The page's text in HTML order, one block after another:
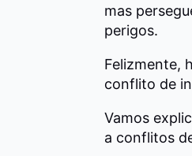
mas
perigos.
Felizmente,
conflito de
Vamos
a conflitos